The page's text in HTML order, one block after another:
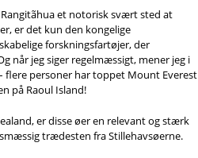
et notorisk svært sted at
er det kun den kongelige
forskningsfartøjer, der
når jeg siger regelmæssigt, mener jeg i
flere personer har toppet Mount Everest
på Raoul Island!
er disse øer en relevant og stærk
trædesten fra Stillehavsøerne.